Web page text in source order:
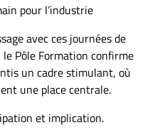
pour l’industrie
avec ces journées de
le Pôle Formation confirme
un cadre stimulant, où
une place centrale.
et implication.